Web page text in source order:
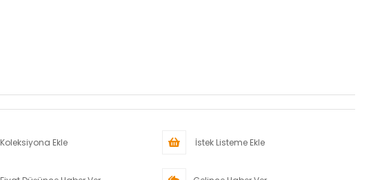
Koleksiyona Ekle İstek Listeme Ekle